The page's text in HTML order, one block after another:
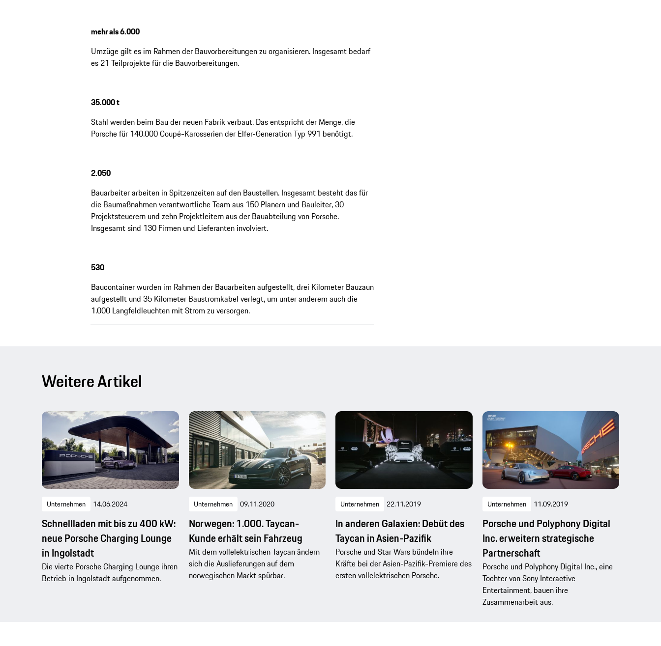
mehr als 6.000
Umzüge gilt es im Rahmen der Bauvorbereitungen zu organisieren. Insgesamt bedarf
es 21 Teilprojekte für die Bauvorbereitungen.
35.000 t
Stahl werden beim Bau der neuen Fabrik verbaut. Das entspricht der Menge, die
Porsche für 140.000 Coupé-Karosserien der Elfer-Generation Typ 991 benötigt.
2.050
Bauarbeiter arbeiten in Spitzenzeiten auf den Baustellen. Insgesamt besteht das für
die Baumaßnahmen verantwortliche Team aus 150 Planern und Bauleiter, 30
Projektsteuerern und zehn Projektleitern aus der Bauabteilung von Porsche.
Insgesamt sind 130 Firmen und Lieferanten involviert.
530
Baucontainer wurden im Rahmen der Bauarbeiten aufgestellt, drei Kilometer Bauzaun
aufgestellt und 35 Kilometer Baustromkabel verlegt, um unter anderem auch die
1.000 Langfeldleuchten mit Strom zu versorgen.
Weitere Artikel
Unternehmen 14.06.2024
Schnellladen mit bis zu 400 kW:
neue Porsche Charging Lounge
in Ingolstadt
Die vierte Porsche Charging Lounge ihren
Betrieb in Ingolstadt aufgenommen.
Unternehmen 09.11.2020
Norwegen: 1.000. Taycan-
Kunde erhält sein Fahrzeug
Mit dem vollelektrischen Taycan ändern
sich die Auslieferungen auf dem
norwegischen Markt spürbar.
Unternehmen 22.11.2019
In anderen Galaxien: Debüt des
Taycan in Asien-Pazifik
Porsche und Star Wars bündeln ihre
Kräfte bei der Asien-Pazifik-Premiere des
ersten vollelektrischen Porsche.
Unternehmen 11.09.2019
Porsche und Polyphony Digital
Inc. erweitern strategische
Partnerschaft
Porsche und Polyphony Digital Inc., eine
Tochter von Sony Interactive
Entertainment, bauen ihre
Zusammenarbeit aus.